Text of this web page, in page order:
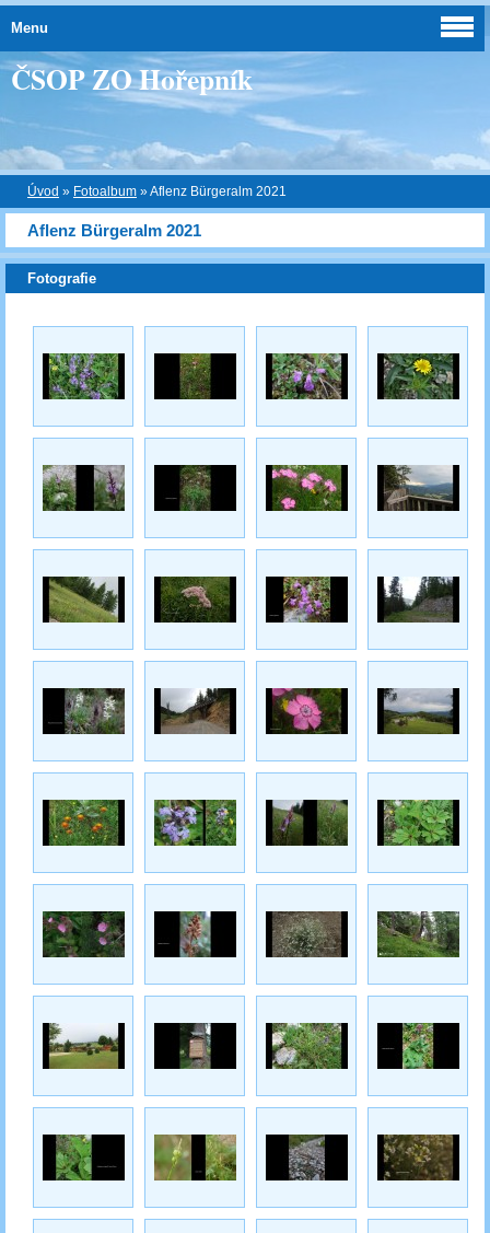
ČSOP ZO Hořepník
Úvod » Fotoalbum »Aflenz Bürgeralm 2021
Aflenz Bürgeralm 2021
Fotografie
Menu